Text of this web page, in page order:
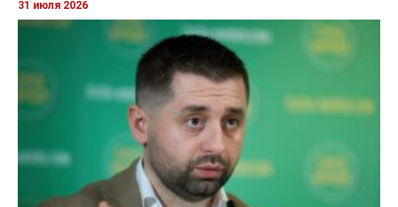
31 июля 2026